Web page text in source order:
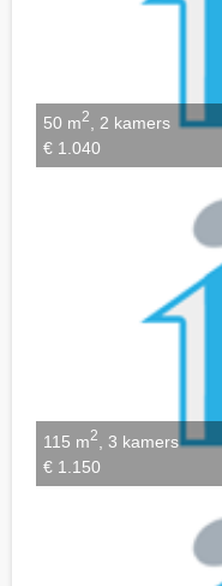
50 m2, 2 kamers
€ 1.040
115 m2
, 3 kamers
€ 1.150